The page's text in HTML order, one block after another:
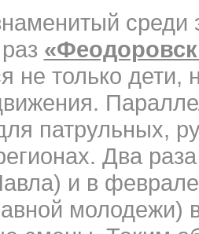
среди
не только
патрульных,
Два
и в
молодежи)